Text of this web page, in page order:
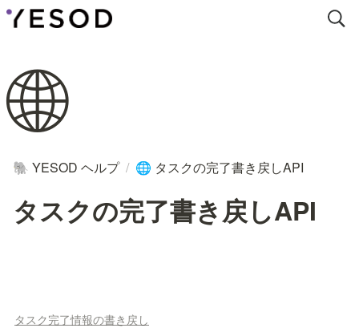
🌐
🐘 YESOD ヘルプ / 🌐 タスクの完了書き戻しAPI
タスクの完了書き戻しAPI
タスク完了情報の書き戻し